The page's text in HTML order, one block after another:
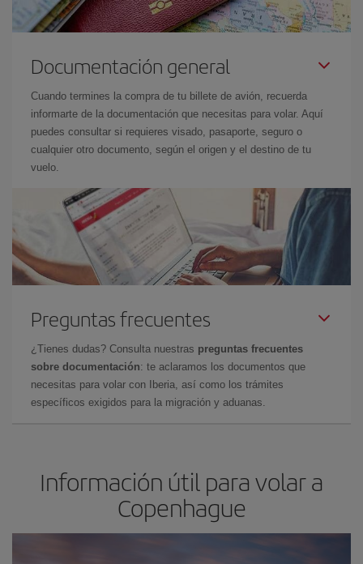
Documentación general
Cuando termines la compra de tu billete de avión, recuerda
informarte de la documentación que necesitas para volar. Aquí
puedes consultar si requieres visado, pasaporte, seguro o
cualquier otro documento, según el origen y el destino de tu
vuelo.
Preguntas frecuentes
¿Tienes dudas? Consulta nuestras preguntas frecuentes
sobre documentación: te aclaramos los documentos que
necesitas para volar con Iberia, así como los trámites
específicos exigidos para la migración y aduanas.
Información útil para volar a
Copenhague